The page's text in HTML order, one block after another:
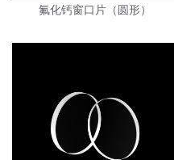
氟化钙窗口片（圆形）